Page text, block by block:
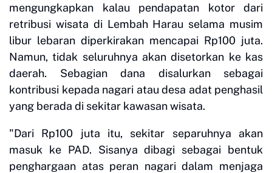
mengungkapkan kalau pendapatan kotor dari
retribusi wisata di Lembah Harau selama musim
libur lebaran diperkirakan mencapai Rp100 juta.
Namun, tidak seluruhnya akan disetorkan ke kas
daerah. Sebagian dana disalurkan sebagai
kontribusi kepada nagari atau desa adat penghasil
yang berada di sekitar kawasan wisata.
"Dari Rp100 juta itu, sekitar separuhnya akan
masuk ke PAD. Sisanya dibagi sebagai bentuk
penghargaan atas peran nagari dalam menjaga